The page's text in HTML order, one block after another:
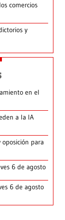
comercios
y
en el
a la IA
para
6 de agosto
6 de agosto